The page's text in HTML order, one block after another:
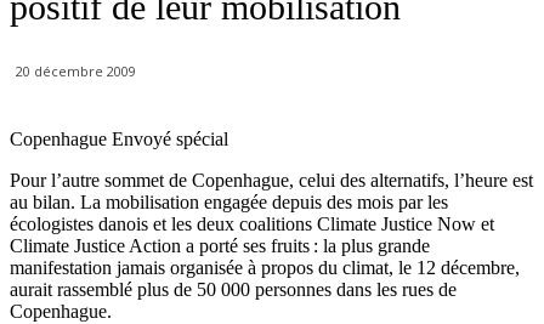
20 décembre 2009
Copenhague Envoyé spécial
Pour l’autre sommet de Copenhague, celui des alternatifs, l’heure est
au bilan. La mobilisation engagée depuis des mois par les
écologistes danois et les deux coalitions Climate Justice Now et
Climate Justice Action a porté ses fruits : la plus grande
manifestation jamais organisée à propos du climat, le 12 décembre,
aurait rassemblé plus de 50 000 personnes dans les rues de
Copenhague.